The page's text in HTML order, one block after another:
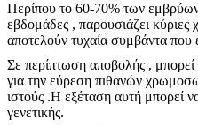
Περίπου το 60-70% των εμβρύων
εβδομάδες , παρουσιάζει
αποτελούν τυχαία συμβάντα που
Σε περίπτωση αποβολής , μπορεί
για την εύρεση πιθανών
ιστούς .Η εξέταση αυτή μπορεί
γενετικής.